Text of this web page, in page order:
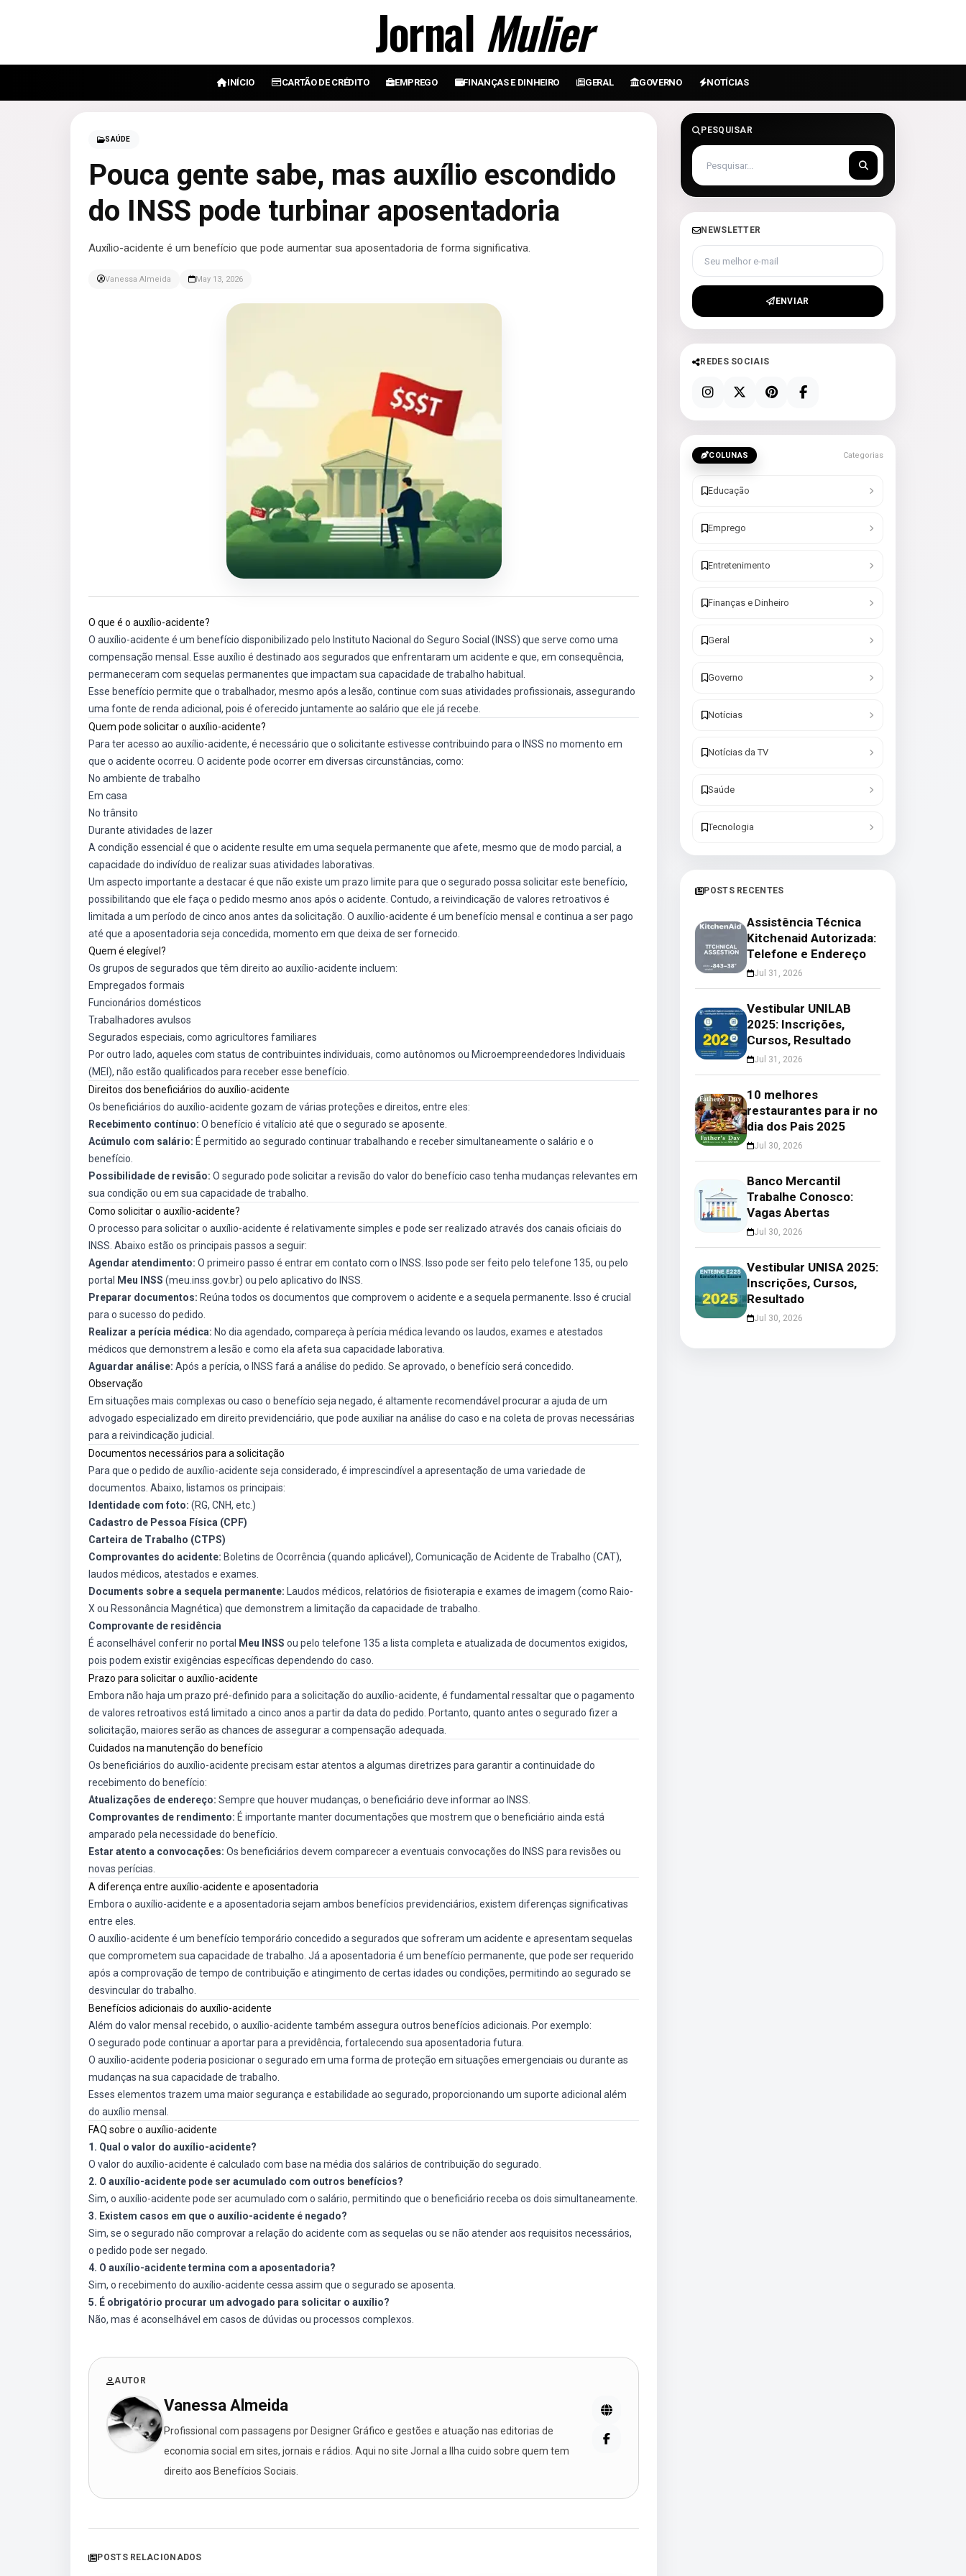
Jornal Mulier
INÍCIO CARTÃO DE CRÉDITO EMPREGO FINANÇAS E DINHEIRO GERAL GOVERNO NOTÍCIAS
SAÚDE
Pouca gente sabe, mas auxílio escondido
do INSS pode turbinar aposentadoria
Auxílio-acidente é um benefício que pode aumentar sua aposentadoria de forma significativa.
Vanessa Almeida May 13, 2026
O que é o auxílio-acidente?
O auxílio-acidente é um benefício disponibilizado pelo Instituto Nacional do Seguro Social (INSS) que serve como uma
compensação mensal. Esse auxílio é destinado aos segurados que enfrentaram um acidente e que, em consequência,
permaneceram com sequelas permanentes que impactam sua capacidade de trabalho habitual.
Esse benefício permite que o trabalhador, mesmo após a lesão, continue com suas atividades profissionais, assegurando
uma fonte de renda adicional, pois é oferecido juntamente ao salário que ele já recebe.
Quem pode solicitar o auxílio-acidente?
Para ter acesso ao auxílio-acidente, é necessário que o solicitante estivesse contribuindo para o INSS no momento em
que o acidente ocorreu. O acidente pode ocorrer em diversas circunstâncias, como:
No ambiente de trabalho
Em casa
No trânsito
Durante atividades de lazer
A condição essencial é que o acidente resulte em uma sequela permanente que afete, mesmo que de modo parcial, a
capacidade do indivíduo de realizar suas atividades laborativas.
Um aspecto importante a destacar é que não existe um prazo limite para que o segurado possa solicitar este benefício,
possibilitando que ele faça o pedido mesmo anos após o acidente. Contudo, a reivindicação de valores retroativos é
limitada a um período de cinco anos antes da solicitação. O auxílio-acidente é um benefício mensal e continua a ser pago
até que a aposentadoria seja concedida, momento em que deixa de ser fornecido.
Quem é elegível?
Os grupos de segurados que têm direito ao auxílio-acidente incluem:
Empregados formais
Funcionários domésticos
Trabalhadores avulsos
Segurados especiais, como agricultores familiares
Por outro lado, aqueles com status de contribuintes individuais, como autônomos ou Microempreendedores Individuais
(MEI), não estão qualificados para receber esse benefício.
Direitos dos beneficiários do auxílio-acidente
Os beneficiários do auxílio-acidente gozam de várias proteções e direitos, entre eles:
Recebimento contínuo: O benefício é vitalício até que o segurado se aposente.
Acúmulo com salário: É permitido ao segurado continuar trabalhando e receber simultaneamente o salário e o
benefício.
Possibilidade de revisão: O segurado pode solicitar a revisão do valor do benefício caso tenha mudanças relevantes em
sua condição ou em sua capacidade de trabalho.
Como solicitar o auxílio-acidente?
O processo para solicitar o auxílio-acidente é relativamente simples e pode ser realizado através dos canais oficiais do
INSS. Abaixo estão os principais passos a seguir:
Agendar atendimento: O primeiro passo é entrar em contato com o INSS. Isso pode ser feito pelo telefone 135, ou pelo
portal
Meu INSS (meu.inss.gov.br) ou pelo aplicativo do INSS.
Preparar documentos: Reúna todos os documentos que comprovem o acidente e a sequela permanente. Isso é crucial
para o sucesso do pedido.
Realizar a perícia médica: No dia agendado, compareça à perícia médica levando os laudos, exames e atestados
médicos que demonstrem a lesão e como ela afeta sua capacidade laborativa.
Aguardar análise: Após a perícia, o INSS fará a análise do pedido. Se aprovado, o benefício será concedido.
Observação
Em situações mais complexas ou caso o benefício seja negado, é altamente recomendável procurar a ajuda de um
advogado especializado em direito previdenciário, que pode auxiliar na análise do caso e na coleta de provas necessárias
para a reivindicação judicial.
Documentos necessários para a solicitação
Para que o pedido de auxílio-acidente seja considerado, é imprescindível a apresentação de uma variedade de
documentos. Abaixo, listamos os principais:
Identidade com foto: (RG, CNH, etc.)
Cadastro de Pessoa Física (CPF)
Carteira de Trabalho (CTPS)
Comprovantes do acidente: Boletins de Ocorrência (quando aplicável), Comunicação de Acidente de Trabalho (CAT),
laudos médicos, atestados e exames.
Documents sobre a sequela permanente: Laudos médicos, relatórios de fisioterapia e exames de imagem (como Raio-
X ou Ressonância Magnética) que demonstrem a limitação da capacidade de trabalho.
Comprovante de residência
É aconselhável conferir no portal
Meu INSS ou pelo telefone 135 a lista completa e atualizada de documentos exigidos,
pois podem existir exigências específicas dependendo do caso.
Prazo para solicitar o auxílio-acidente
Embora não haja um prazo pré-definido para a solicitação do auxílio-acidente, é fundamental ressaltar que o pagamento
de valores retroativos está limitado a cinco anos a partir da data do pedido. Portanto, quanto antes o segurado fizer a
solicitação, maiores serão as chances de assegurar a compensação adequada.
Cuidados na manutenção do benefício
Os beneficiários do auxílio-acidente precisam estar atentos a algumas diretrizes para garantir a continuidade do
recebimento do benefício:
Atualizações de endereço: Sempre que houver mudanças, o beneficiário deve informar ao INSS.
Comprovantes de rendimento: É importante manter documentações que mostrem que o beneficiário ainda está
amparado pela necessidade do benefício.
Estar atento a convocações: Os beneficiários devem comparecer a eventuais convocações do INSS para revisões ou
novas perícias.
A diferença entre auxílio-acidente e aposentadoria
Embora o auxílio-acidente e a aposentadoria sejam ambos benefícios previdenciários, existem diferenças significativas
entre eles.
O auxílio-acidente é um benefício temporário concedido a segurados que sofreram um acidente e apresentam sequelas
que comprometem sua capacidade de trabalho. Já a aposentadoria é um benefício permanente, que pode ser requerido
após a comprovação de tempo de contribuição e atingimento de certas idades ou condições, permitindo ao segurado se
desvincular do trabalho.
Benefícios adicionais do auxílio-acidente
Além do valor mensal recebido, o auxílio-acidente também assegura outros benefícios adicionais. Por exemplo:
O segurado pode continuar a aportar para a previdência, fortalecendo sua aposentadoria futura.
O auxílio-acidente poderia posicionar o segurado em uma forma de proteção em situações emergenciais ou durante as
mudanças na sua capacidade de trabalho.
Esses elementos trazem uma maior segurança e estabilidade ao segurado, proporcionando um suporte adicional além
do auxílio mensal.
FAQ sobre o auxílio-acidente
1. Qual o valor do auxílio-acidente?
O valor do auxílio-acidente é calculado com base na média dos salários de contribuição do segurado.
2. O auxílio-acidente pode ser acumulado com outros benefícios?
Sim, o auxílio-acidente pode ser acumulado com o salário, permitindo que o beneficiário receba os dois simultaneamente.
3. Existem casos em que o auxílio-acidente é negado?
Sim, se o segurado não comprovar a relação do acidente com as sequelas ou se não atender aos requisitos necessários,
o pedido pode ser negado.
4. O auxílio-acidente termina com a aposentadoria?
Sim, o recebimento do auxílio-acidente cessa assim que o segurado se aposenta.
5. É obrigatório procurar um advogado para solicitar o auxílio?
Não, mas é aconselhável em casos de dúvidas ou processos complexos.
AUTOR
Vanessa Almeida
Profissional com passagens por Designer Gráfico e gestões e atuação nas editorias de
economia social em sites, jornais e rádios. Aqui no site Jornal a Ilha cuido sobre quem tem
direito aos Benefícios Sociais.
POSTS RELACIONADOS
PESQUISAR
NEWSLETTER
Seu melhor e-mail
ENVIAR
REDES SOCIAIS
COLUNAS Categorias
Educação
Emprego
Entretenimento
Finanças e Dinheiro
Geral
Governo
Notícias
Notícias da TV
Saúde
Tecnologia
POSTS RECENTES
Assistência Técnica
Kitchenaid Autorizada:
Telefone e Endereço
Jul 31, 2026
Vestibular UNILAB
2025: Inscrições,
Cursos, Resultado
Jul 31, 2026
10 melhores
restaurantes para ir no
dia dos Pais 2025
Jul 30, 2026
Banco Mercantil
Trabalhe Conosco:
Vagas Abertas
Jul 30, 2026
Vestibular UNISA 2025:
Inscrições, Cursos,
Resultado
Jul 30, 2026